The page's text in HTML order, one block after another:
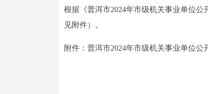
根据《普洱市2024年市级机关事业单位
见附件）。
附件：普洱市2024年市级机关事业单位